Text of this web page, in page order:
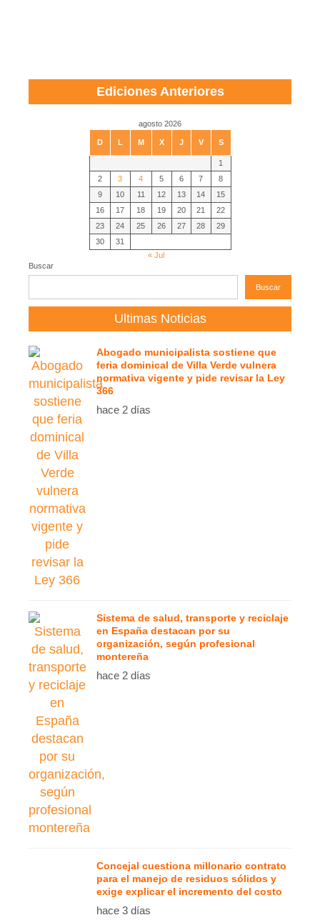
Ediciones Anteriores
agosto 2026
D L M X J V S
1
2
3 4 5 6 7
8
9
10 11 12 13 14
15
16
17 18 19 20 21
22
23
24 25 26 27 28
29
30
31
« Jul
Buscar
Buscar
Ultimas Noticias
Abogado municipalista sostiene que
feria dominical de Villa Verde vulnera
normativa vigente y pide revisar la Ley
366
hace 2 días
Sistema de salud, transporte y reciclaje
en España destacan por su
organización, según profesional
montereña
hace 2 días
Concejal cuestiona millonario contrato
para el manejo de residuos sólidos y
exige explicar el incremento del costo
hace 3 días